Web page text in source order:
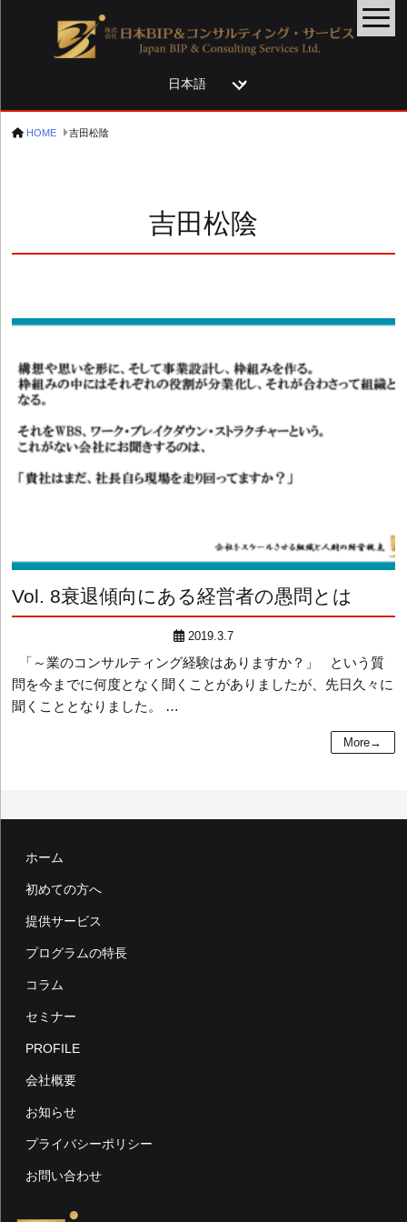
HOME 吉田松陰
吉田松陰
Vol. 8衰退傾向にある経営者の愚問とは
2019.3.7
「～業のコンサルティング経験はありますか？」 という質
問を今までに何度となく聞くことがありましたが、先日久々に
聞くこととなりました。 …
More→
ホーム
初めての方へ
提供サービス
プログラムの特長
コラム
セミナー
PROFILE
会社概要
お知らせ
プライバシーポリシー
お問い合わせ